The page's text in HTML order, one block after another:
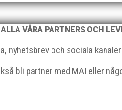
VÅRA PARTNERS OCH
nyhetsbrev och sociala
bli partner med MAI eller
betytt oerhört mycket på flera